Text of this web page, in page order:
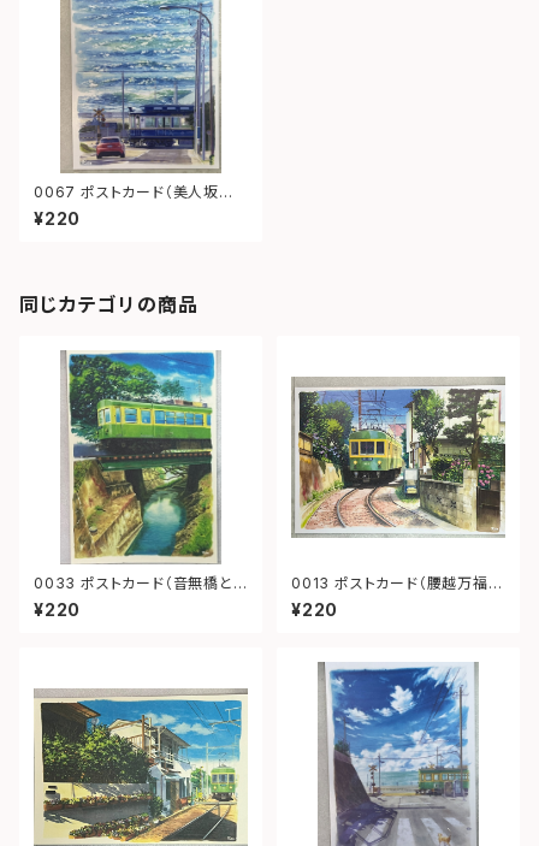
0067 ポストカード（美人坂
江ノ電）
¥220
同じカテゴリの商品
0033 ポストカード（音無橋と
江ノ電）
¥220
0013 ポストカード（腰越万福寺
前江ノ電）
¥220